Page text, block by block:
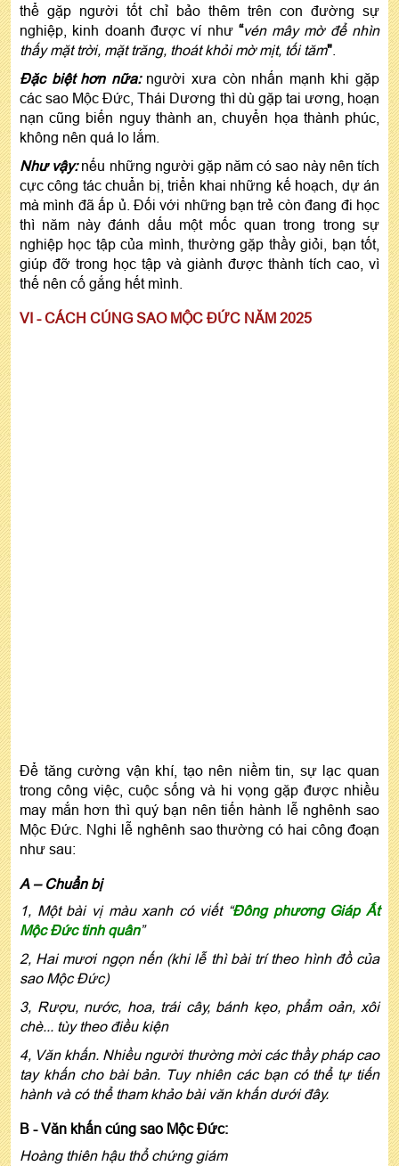
thể gặp người tốt chỉ bảo thêm trên con đường sự
nghiệp, kinh doanh được ví như “vén mây mờ để nhìn
thấy mặt trời, mặt trăng, thoát khỏi mờ mịt, tối tăm"
Đặc biệt hơn nữa:người xưa còn nhấn mạnh khi gặp
các sao Mộc Đức, Thái Dương thì dù gặp tai ương, hoạn
nạn cũng biến nguy thành an, chuyển họa thành phúc,
không nên quá lo lắm.
Như vậy:nếu những người gặp năm có sao này nên tích
cực công tác chuẩn bị, triển khai những kế hoạch, dự án
mà mình đã ấp ủ. Đối với những bạn trẻ còn đang đi học
thì năm này đánh dấu một mốc quan trong trong sự
nghiệp học tập của mình, thường gặp thầy giỏi, bạn tốt,
giúp đỡ trong học tập và giành được thành tích cao, vì
thế nên cố gắng hết mình.
VI - CÁCH CÚNG SAO MỘC ĐỨC NĂM 2025
Để tăng cường vận khí, tạo nên niềm tin, sự lạc quan
trong công việc, cuộc sống và hi vọng gặp được nhiều
may mắn hơn thì quý bạn nên tiến hành lễ nghênh sao
Mộc Đức. Nghi lễ nghênh sao thường có hai công đoạn
như sau:
A – Chuẩn bị
1, Một bài vị màu xanh có viết “Đông phương Giáp Ất
Mộc Đức tinh quân”
2, Hai mươi ngọn nến (khi lễ thì bài trí theo hình đồ của
sao Mộc Đức)
3, Rượu, nước, hoa, trái cây, bánh kẹo, phẩm oản, xôi
chè... tùy theo điều kiện
4, Văn khấn. Nhiều người thường mời các thầy pháp cao
tay khấn cho bài bản. Tuy nhiên các bạn có thể tự tiến
hành và có thể tham khảo bài văn khấn dưới đây.
B - Văn khấn cúng sao Mộc Đức:
Hoàng thiên hậu thổ chứng giám